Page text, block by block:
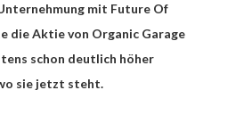
mit Future Of
die Aktie von Organic Garage
schon deutlich höher
sie jetzt steht.